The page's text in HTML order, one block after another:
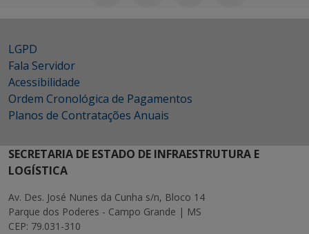
LGPD
Fala Servidor
Acessibilidade
Ordem Cronológica de Pagamentos
Planos de Contratações Anuais
SECRETARIA DE ESTADO DE INFRAESTRUTURA E
LOGÍSTICA
Av. Des. José Nunes da Cunha s/n, Bloco 14
Parque dos Poderes - Campo Grande | MS
CEP: 79.031-310